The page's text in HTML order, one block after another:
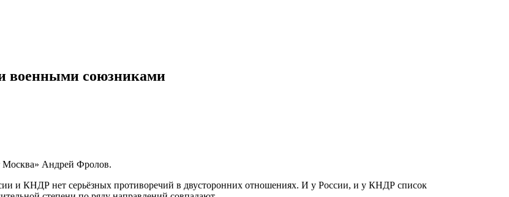
союзниками
Москва» Андрей Фролов.
и КНДР нет серьёзных противоречий в двусторонних отношениях. И у России, и у КНДР список